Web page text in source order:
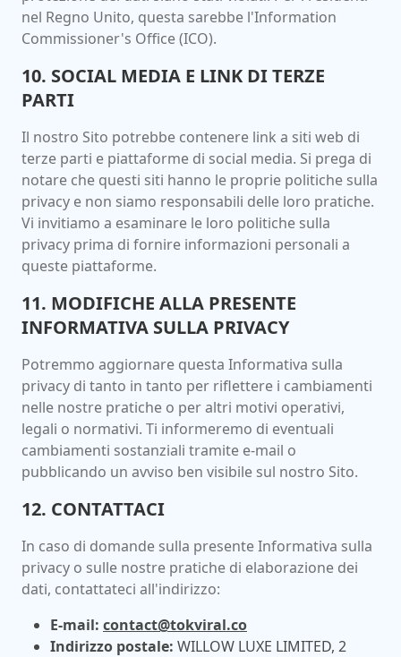
nel Regno Unito, questa sarebbe l'Information
Commissioner's Office (ICO).
10. SOCIAL MEDIA E LINK DI TERZE
PARTI
Il nostro Sito potrebbe contenere link a siti web di
terze parti e piattaforme di social media. Si prega di
notare che questi siti hanno le proprie politiche sulla
privacy e non siamo responsabili delle loro pratiche.
Vi invitiamo a esaminare le loro politiche sulla
privacy prima di fornire informazioni personali a
queste piattaforme.
11. MODIFICHE ALLA PRESENTE
INFORMATIVA SULLA PRIVACY
Potremmo aggiornare questa Informativa sulla
privacy di tanto in tanto per riflettere i cambiamenti
nelle nostre pratiche o per altri motivi operativi,
legali o normativi. Ti informeremo di eventuali
cambiamenti sostanziali tramite e-mail o
pubblicando un avviso ben visibile sul nostro Sito.
12. CONTATTACI
In caso di domande sulla presente Informativa sulla
privacy o sulle nostre pratiche di elaborazione dei
dati, contattateci all'indirizzo:
E-mail: contact@tokviral.co
Indirizzo postale: WILLOW LUXE LIMITED, 2